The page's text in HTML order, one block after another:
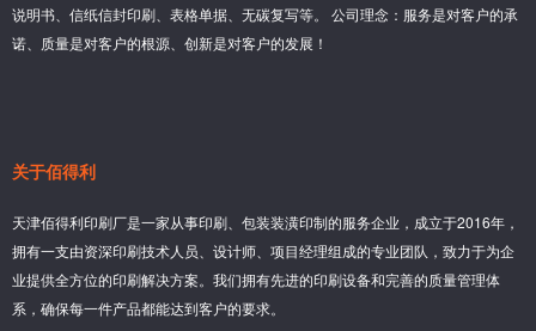
说明书、信纸信封印刷、表格单据、无碳复写等。 公司理念：服务是对客户的承
诺、质量是对客户的根源、创新是对客户的发展！
关于佰得利
天津佰得利印刷厂是一家从事印刷、包装装潢印制的服务企业，成立于2016年，
拥有一支由资深印刷技术人员、设计师、项目经理组成的专业团队，致力于为企
业提供全方位的印刷解决方案。我们拥有先进的印刷设备和完善的质量管理体
系，确保每一件产品都能达到客户的要求。